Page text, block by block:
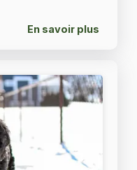
En savoir plus